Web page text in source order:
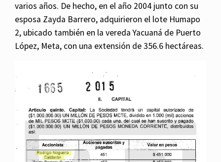
varios años. De hecho, en el año 2004 junto con su
esposa Zayda Barrero, adquirieron el lote Humapo
2, ubicado también en la vereda Yacuaná de Puerto
López, Meta, con una extensión de 356.6 hectáreas.